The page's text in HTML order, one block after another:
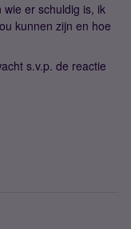
er schuldig is, ik
kunnen zijn en hoe
s.v.p. de reactie